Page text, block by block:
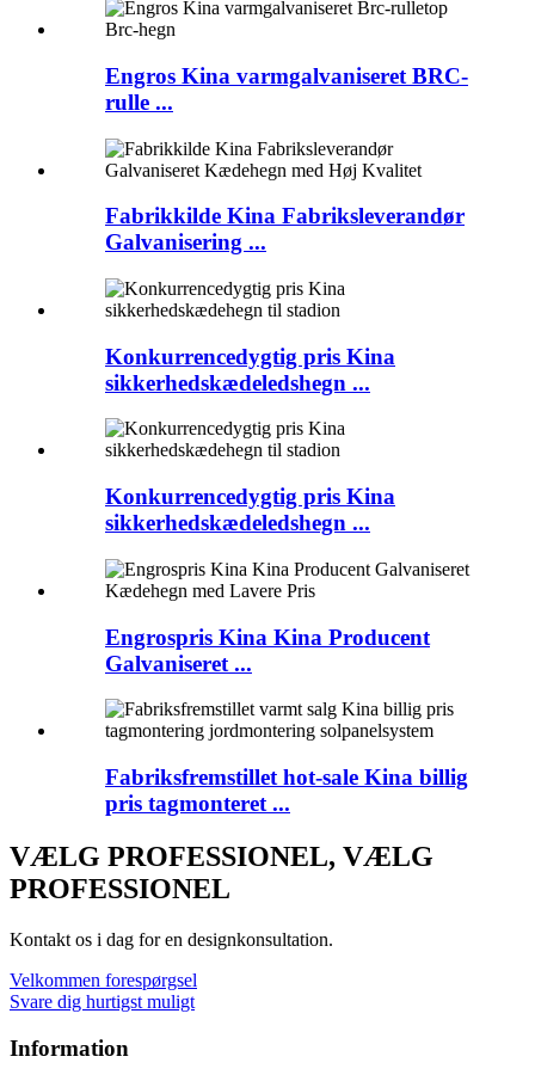
Engros Kina varmgalvaniseret BRC-
rulle ...
Fabrikkilde Kina Fabriksleverandør
Galvanisering ...
Konkurrencedygtig pris Kina
sikkerhedskædeledshegn ...
Konkurrencedygtig pris Kina
sikkerhedskædeledshegn ...
Engrospris Kina Kina Producent
Galvaniseret ...
Fabriksfremstillet hot-sale Kina billig
pris tagmonteret ...
VÆLG PROFESSIONEL, VÆLG
PROFESSIONEL
Kontakt os i dag for en designkonsultation.
Velkommen forespørgsel
Svare dig hurtigst muligt
Information